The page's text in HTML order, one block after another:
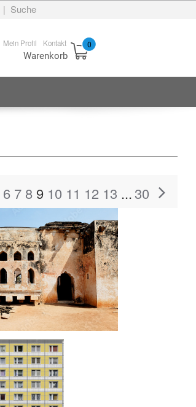
| Suche
Mein Profil Kontakt
Warenkorb
0
6 7 8 9 10 11 12 13 ...30